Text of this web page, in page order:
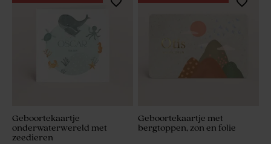
Geboortekaartje
onderwaterwereld met
zeedieren
Geboortekaartje met
bergtoppen, zon en folie